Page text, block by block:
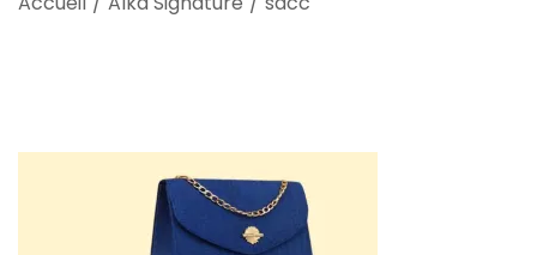
e
a
n
a
e
c
o
n